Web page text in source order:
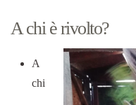
A chi è rivolto?
A
chi